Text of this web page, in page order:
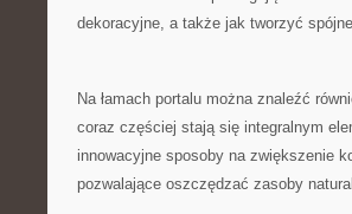
dekoracyjne, a także jak tworzyć
Na łamach portalu można znaleźć
coraz częściej stają się integralnym
innowacyjne sposoby na zwiększenie
pozwalające oszczędzać zasoby